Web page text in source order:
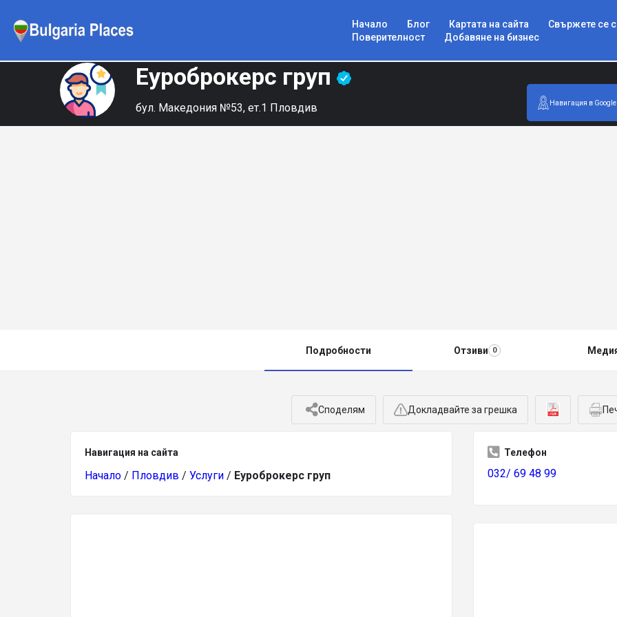
Начало Блог Картата на сайта
Свържете се
Поверителност
Добавяне на бизнес
Еуроброкерс груп
бул. Македония №53, ет.1 Пловдив Навигация в Google
Подробности Отзиви 0
Споделям Докладвайте за грешка
Навигация на сайта
Начало / Пловдив / Услуги / Еуроброкерс груп
Телефон
032/ 69 48 99